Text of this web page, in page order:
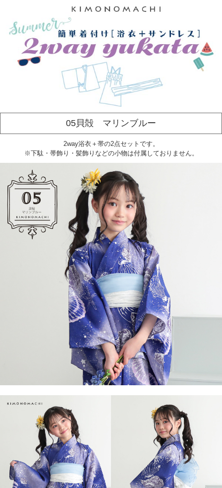
05貝殻 マリンブルー
2way浴衣＋帯の2点セットです。
※下駄・帯飾り・髪飾りなどの小物は付属しておりません。